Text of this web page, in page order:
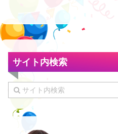
サイト内検索